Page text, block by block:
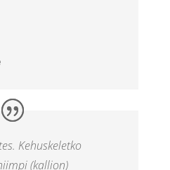
Kehuskeletko
(kallion)